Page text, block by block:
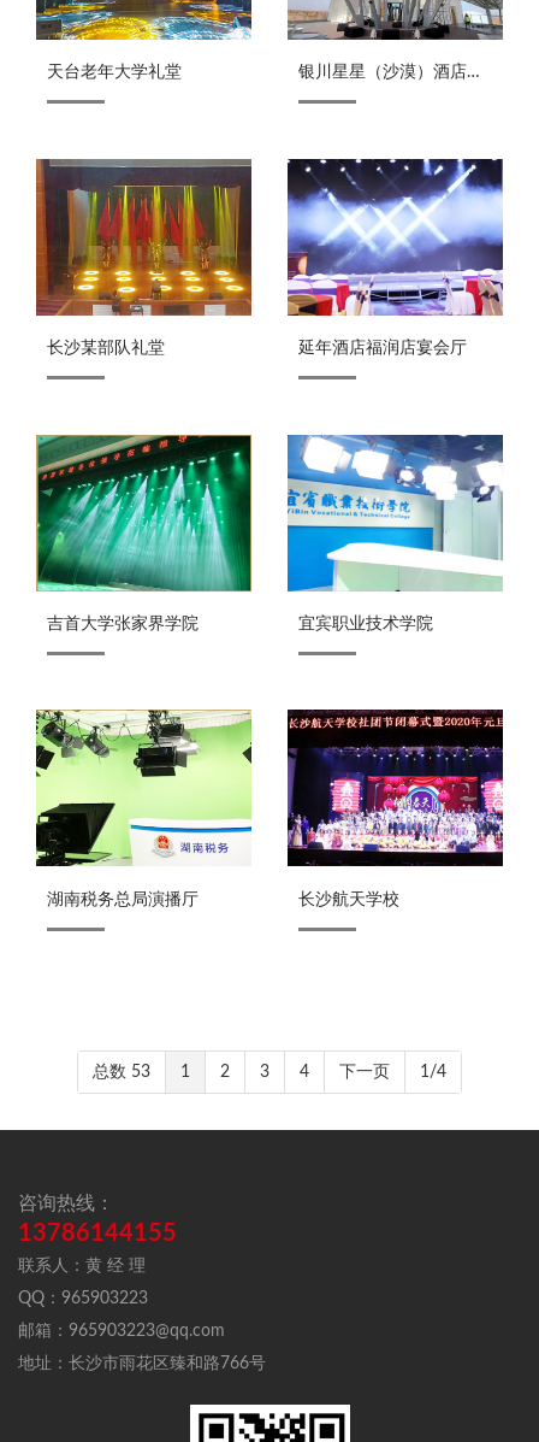
天台老年大学礼堂 银川星星（沙漠）酒店
长沙某部队礼堂 延年酒店福润店宴会厅
吉首大学张家界学院 宜宾职业技术学院
湖南税务总局演播厅 长沙航天学校
总数 53 1 2 3 4 下一页 1/4
咨询热线：
13786144155
联系人：黄 经 理
QQ：965903223
邮箱：965903223@qq.com
地址：长沙市雨花区臻和路766号